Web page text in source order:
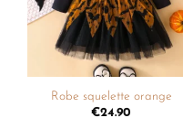
Robe squelette orange
€24.90